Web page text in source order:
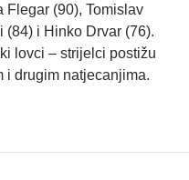
Flegar (90), Tomislav
(84) i Hinko Drvar (76).
lovci – strijelci postižu
i drugim natjecanjima.